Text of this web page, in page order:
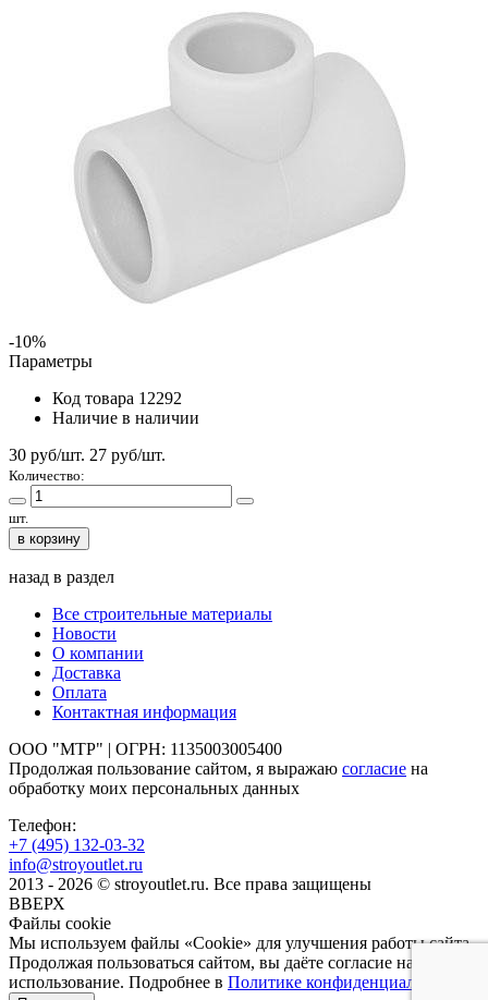
-10%
Параметры
Код товара 12292
Наличие в наличии
30 руб/шт. 27 руб/шт.
Количество:
шт.
в корзину
назад в раздел
Все строительные материалы
Новости
О компании
Доставка
Оплата
Контактная информация
ООО "МТР" | ОГРН: 1135003005400
Продолжая пользование сайтом, я выражаю согласие на
обработку моих персональных данных
Телефон:
+7 (495) 132-03-32
info@stroyoutlet.ru
2013 - 2026 © stroyoutlet.ru. Все права защищены
ВВЕРХ
Файлы cookie
Мы используем файлы «Cookie» для улучшения работы сайта.
Продолжая пользоваться сайтом, вы даёте согласие на их
использование. Подробнее в Политике конфиденциальности